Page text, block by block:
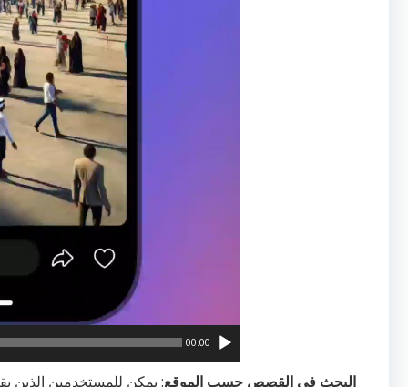
00:00
البحث في القصص حسب الموقع: يمكن للمستخدمين